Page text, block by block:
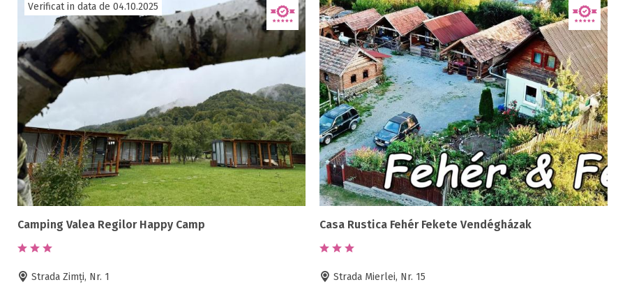
Verificat in data de 04.10.2025
Camping Valea Regilor Happy Camp
Strada Zimți, Nr. 1
Casa Rustica Fehér Fekete Vendégházak
Strada Mierlei, Nr. 15